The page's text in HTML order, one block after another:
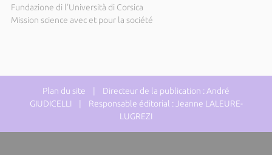
Fundazione di l'Università di Corsica
Mission science avec et pour la société
Plan du site | Directeur de la publication : André
GIUDICELLI | Responsable éditorial : Jeanne LALEURE-
LUGREZI